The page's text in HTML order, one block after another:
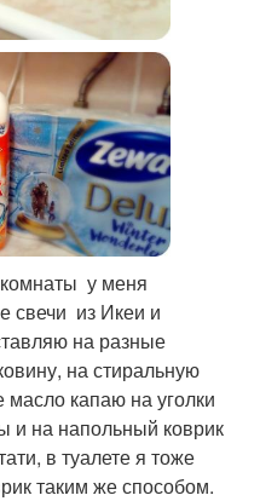
у меня
свечи из Икеи и
на разные
на стиральную
капаю на уголки
и на напольный коврик
в туалете я тоже
таким же способом.